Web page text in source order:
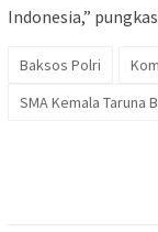
Indonesia,”
Baksos Polri
SMA Kemala Taruna